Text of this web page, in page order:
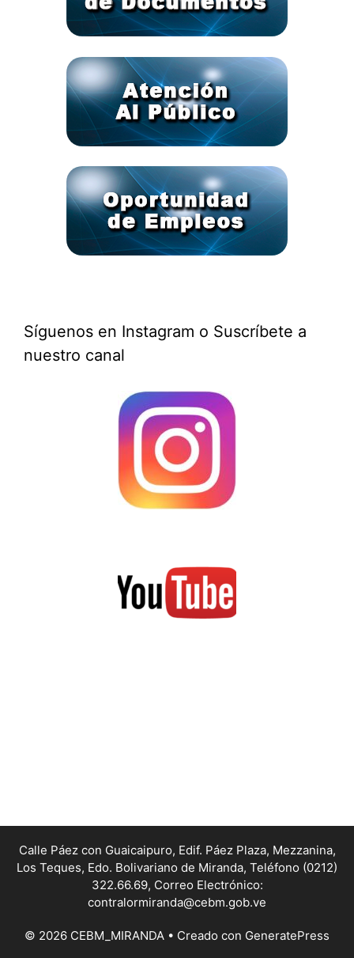
Síguenos en Instagram o Suscríbete a
nuestro canal
Calle Páez con Guaicaipuro, Edif. Páez Plaza, Mezzanina,
Los Teques, Edo. Bolivariano de Miranda, Teléfono (0212)
322.66.69, Correo Electrónico:
contralormiranda@cebm.gob.ve
© 2026 CEBM_MIRANDA • Creado con GeneratePress